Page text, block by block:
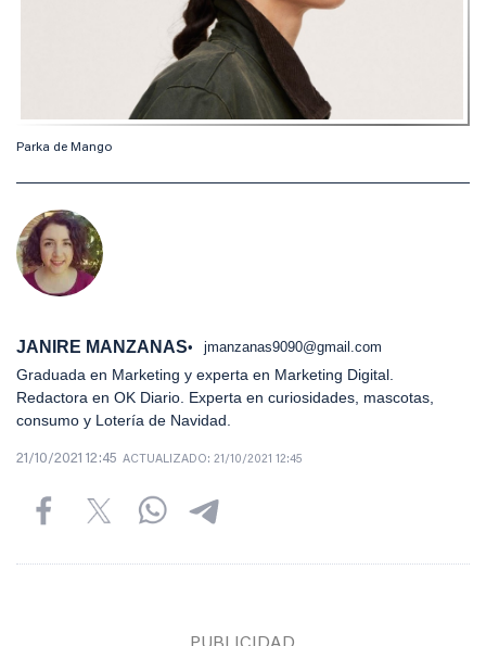
Parka de Mango
JANIRE MANZANAS jmanzanas9090@gmail.com
Graduada en Marketing y experta en Marketing Digital.
Redactora en OK Diario. Experta en curiosidades, mascotas,
consumo y Lotería de Navidad.
21/10/2021 12:45 ACTUALIZADO: 21/10/2021 12:45